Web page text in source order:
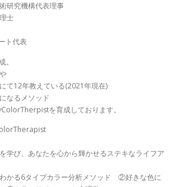
研究機構代表理事
士
ト代表
て12年教えている(2021年現在)
なるメソッド
を育成しております。
学び、あなたを心から輝かせるステキなライフア
かる6タイプカラー分析メソッド ②好きな色に